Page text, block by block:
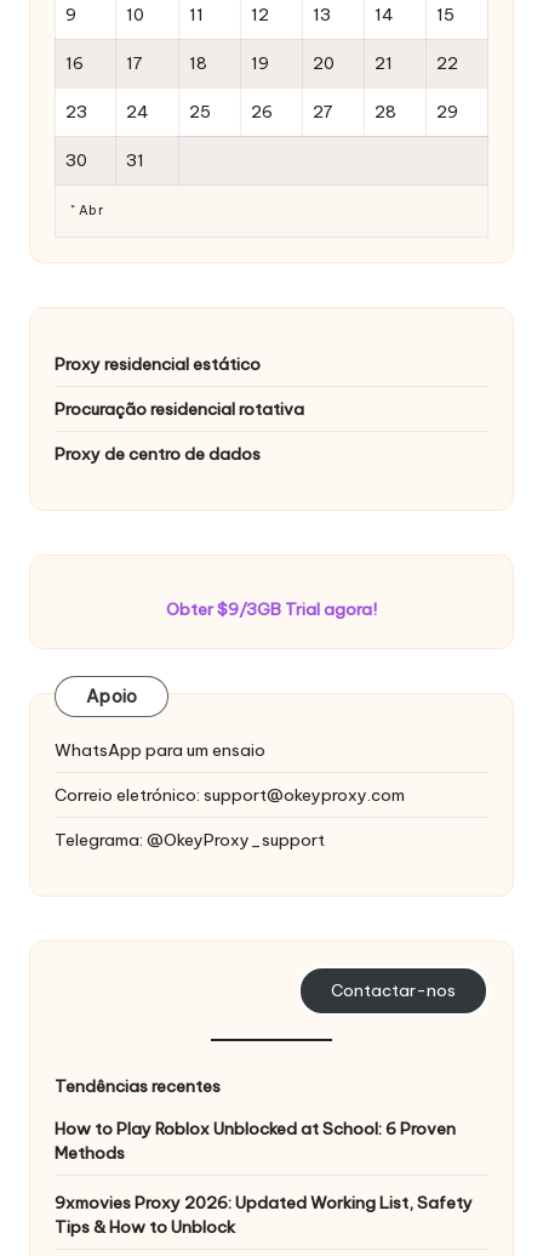
9 10 11 12 13 14 15
16 17 18 19 20 21 22
23 24 25 26 27 28 29
30 31
" Abr
Proxy residencial estático
Procuração residencial rotativa
Proxy de centro de dados
Obter $9/3GB Trial agora!
Apoio
WhatsApp para um ensaio
Correio eletrónico: support@okeyproxy.com
Telegrama: @OkeyProxy_support
Contactar-nos
Tendências recentes
How to Play Roblox Unblocked at School: 6 Proven
Methods
9xmovies Proxy 2026: Updated Working List, Safety
Tips & How to Unblock